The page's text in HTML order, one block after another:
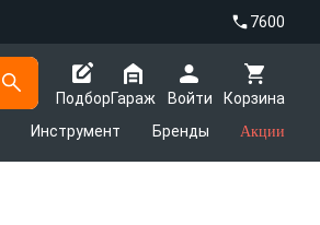
7600
Подбор
Корзина
Гараж
Войти
Инструмент Бренды Акции